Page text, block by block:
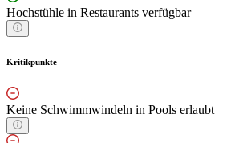
Hochstühle in Restaurants verfügbar
Kritikpunkte
Keine Schwimmwindeln in Pools erlaubt